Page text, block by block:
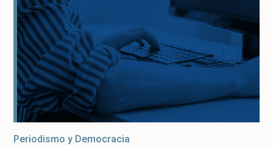
Periodismo y Democracia